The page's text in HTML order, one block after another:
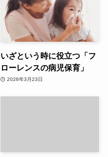
いざという時に役立つ「フ
ローレンスの病児保育」
2026年3月23日